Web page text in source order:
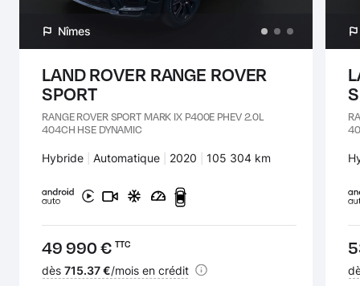
Nîmes
LAND ROVER RANGE ROVER
SPORT
RANGE ROVER SPORT MARK IX P400E PHEV 2.0L
404CH HSE DYNAMIC
Carburant :
Hybride Transmission :
Automatique Années :
2020 Kilomètres :
105 304 km
Prix :
49 990 € TTC
Financement :
dès 715.37 €/mois en crédit